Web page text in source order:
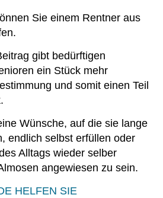
Sie einem Rentner aus
gibt bedürftigen
ein Stück mehr
und somit einen Teil
Wünsche, auf die sie lange
endlich selbst erfüllen oder
Alltags wieder selber
angewiesen zu sein.
HELFEN SIE